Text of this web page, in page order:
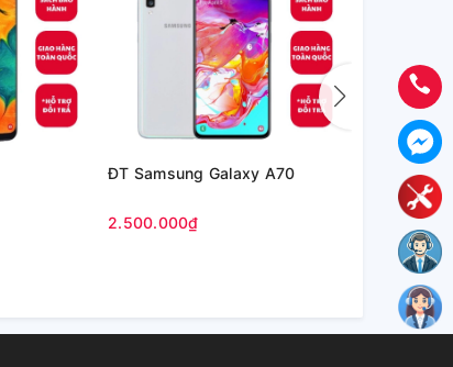
ĐT Samsung Galaxy A70
2.500.000₫
Samsung
Liên hệ